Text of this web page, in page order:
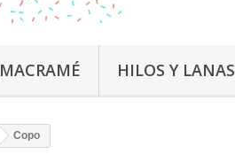
MACRAMÉ HILOS Y LANAS
Copo